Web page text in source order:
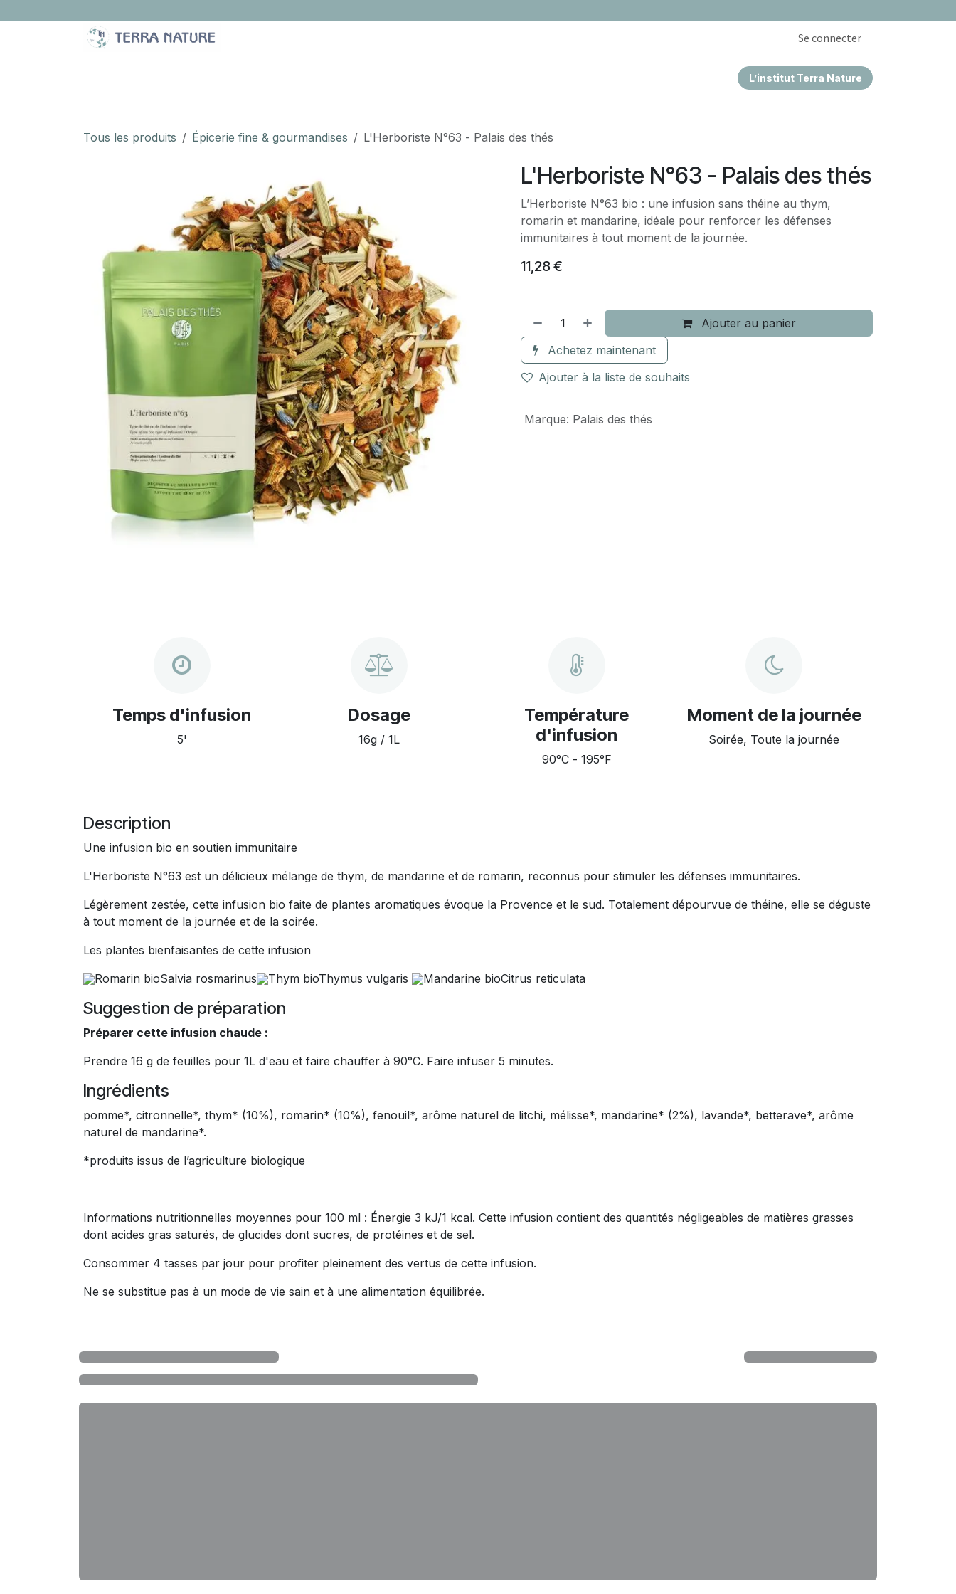
Se connecter
L’institut Terra Nature
Tous les produits Épicerie fine & gourmandises L'Herboriste N°63 - Palais des thés
L'Herboriste N°63 - Palais des thés
L’Herboriste N°63 bio : une infusion sans théine au thym,
romarin et mandarine, idéale pour renforcer les défenses
immunitaires à tout moment de la journée.
11,28€
Ajouter au panier
Achetez maintenant
Ajouter à la liste de souhaits
Marque: Palais des thés
Temps d'infusion
5'
Dosage
16g / 1L
Température
d'infusion
90°C - 195°F
Moment de la journée
Soirée, Toute la journée
Description
Une infusion bio en soutien immunitaire
L'Herboriste N°63 est un délicieux mélange de thym, de mandarine et de romarin, reconnus pour stimuler les défenses immunitaires.
Légèrement zestée, cette infusion bio faite de plantes aromatiques évoque la Provence et le sud. Totalement dépourvue de théine, elle se déguste
à tout moment de la journée et de la soirée.
Les plantes bienfaisantes de cette infusion
Romarin bioSalvia rosmarinus
Thym bioThymus vulgaris Mandarine bioCitrus reticulata
Suggestion de préparation
Préparer cette infusion chaude :
Prendre 16 g de feuilles pour 1L d'eau et faire chauffer à 90°C. Faire infuser 5 minutes.
Ingrédients
pomme*, citronnelle*, thym* (10%), romarin* (10%), fenouil*, arôme naturel de litchi, mélisse*, mandarine* (2%), lavande*, betterave*, arôme
naturel de mandarine*.
*produits issus de l’agriculture biologique
Informations nutritionnelles moyennes pour 100 ml : Énergie 3 kJ/1 kcal. Cette infusion contient des quantités négligeables de matières grasses
dont acides gras saturés, de glucides dont sucres, de protéines et de sel.
Consommer 4 tasses par jour pour profiter pleinement des vertus de cette infusion.
Ne se substitue pas à un mode de vie sain et à une alimentation équilibrée.